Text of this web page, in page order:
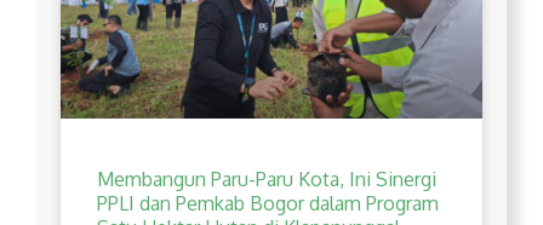
Membangun Paru-Paru Kota, Ini Sinergi
PPLI dan Pemkab Bogor dalam Program